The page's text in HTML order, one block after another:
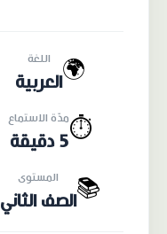
🌍 اللغة
العربية
⏱️مدّة الاستماع
5 دقيقة
📚 المستوى
الصف الثاني